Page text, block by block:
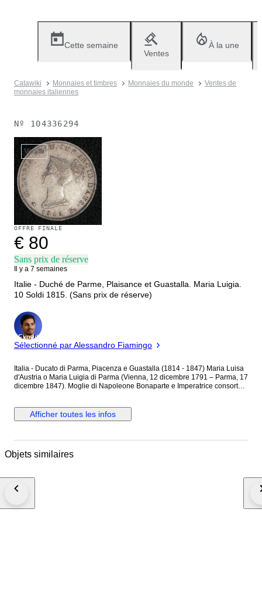
Cette semaine
Ventes
À la une
Catawiki Monnaies et timbres Monnaies du monde
Ventes de
monnaies italiennes
Nº 104336294
Vendu
OFFRE FINALE
€ 80
Sans prix de réserve
Il y a 7 semaines
Italie - Duché de Parme, Plaisance et Guastalla. Maria Luigia.
10 Soldi 1815. (Sans prix de réserve)
Expert
Sélectionné par Alessandro Fiamingo
Italia - Ducato di Parma, Piacenza e Guastalla (1814 - 1847) Maria Luisa
d'Austria o Maria Luigia di Parma (Vienna, 12 dicembre 1791 – Parma, 17
dicembre 1847). Moglie di Napoleone Bonaparte e Imperatrice consorte
Soldi - Ar. Mintage: 510.000 Rif. MIR EM# 1096, C# 27. Grado: Molto Alto ,
come da foto che si invita a guardare attentamente per avere il corretto
NON si effettuano spedizioni extra UE ed in Paesi/Isole che prevedono
Afficher toutes les infos
Objets similaires